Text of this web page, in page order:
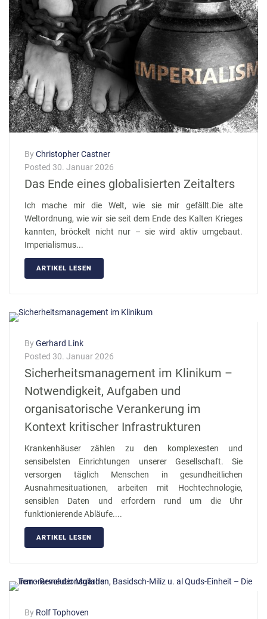
ByChristopher Castner
Posted 30. Januar 2026
Das Ende eines globalisierten Zeitalters
Ich mache mir die Welt, wie sie mir gefällt.Die alte
Weltordnung, wie wir sie seit dem Ende des Kalten Krieges
kannten, bröckelt nicht nur – sie wird aktiv umgebaut.
Imperialismus...
ARTIKEL LESEN
ByGerhard Link
Posted 30. Januar 2026
Sicherheitsmanagement im Klinikum –
Notwendigkeit, Aufgaben und
organisatorische Verankerung im
Kontext kritischer Infrastrukturen
Krankenhäuser zählen zu den komplexesten und
sensibelsten Einrichtungen unserer Gesellschaft. Sie
versorgen täglich Menschen in gesundheitlichen
Ausnahmesituationen, arbeiten mit Hochtechnologie,
sensiblen Daten und erfordern rund um die Uhr
funktionierende Abläufe....
ARTIKEL LESEN
By Rolf Tophoven